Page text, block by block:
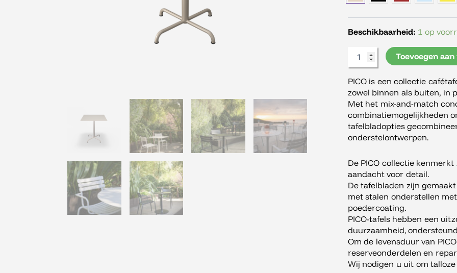
Beschikbaarheid: 1 op
table
met
sterren
70x70
cm
aantal
Toevoegen
PICO is een collectie
zowel binnen als buiten, in
Met het mix-and-match
combinatiemogelijkheden
tafelbladopties
onderstelontwerpen.
De PICO collectie
aandacht voor detail.
De tafelbladen zijn
met stalen onderstellen
poedercoating.
PICO-tafels hebben een
duurzaamheid,
Om de levensduur van
reserveonderdelen en
Wij nodigen u uit om